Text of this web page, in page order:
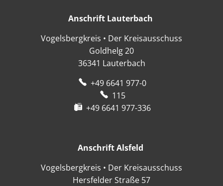
Anschrift Lauterbach
Vogelsbergkreis • Der Kreisausschuss
Goldhelg 20
36341 Lauterbach
+49 6641 977-0
115
+49 6641 977-336
Anschrift Alsfeld
Vogelsbergkreis • Der Kreisausschuss
Hersfelder Straße 57